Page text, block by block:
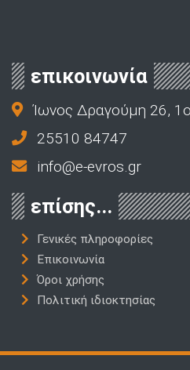
επικοινωνία
Ίωνος Δραγούμη 26,
25510 84747
info@e-evros.gr
επίσης...
Γενικές πληροφορίες
Επικοινωνία
Όροι χρήσης
Πολιτική ιδιοκτησίας